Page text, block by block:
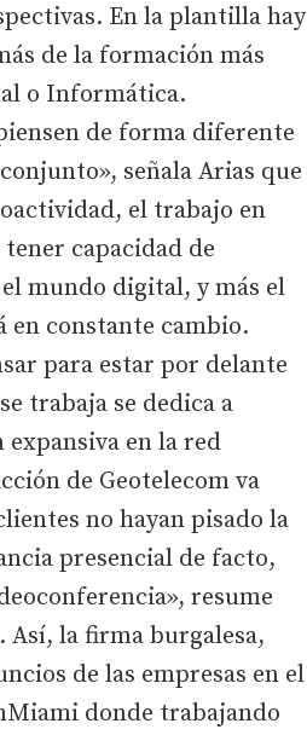
En la plantilla hay
de la formación más
o Informática.
de forma diferente
señala Arias que
el trabajo en
capacidad de
mundo digital, y más el
en constante cambio.
para estar por delante
trabaja se dedica a
en la red
de Geotelecom va
no hayan pisado la
presencial de facto,
resume
Así, la firma burgalesa,
de las empresas en el
donde trabajando